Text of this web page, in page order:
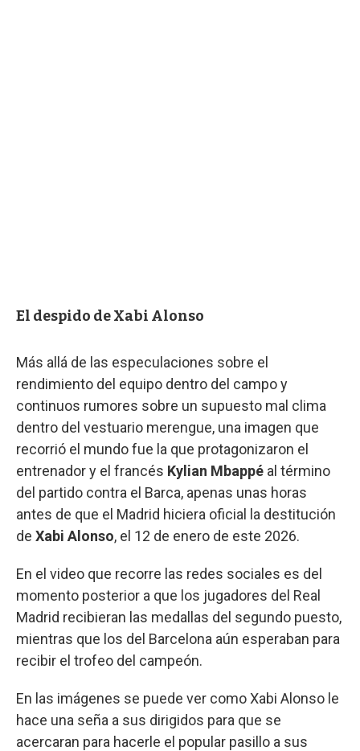
El despido de Xabi Alonso
Más allá de las especulaciones sobre el
rendimiento del equipo dentro del campo y
continuos rumores sobre un supuesto mal clima
dentro del vestuario merengue, una imagen que
recorrió el mundo fue la que protagonizaron el
entrenador y el francés Kylian Mbappé al término
del partido contra el Barca, apenas unas horas
antes de que el Madrid hiciera oficial la destitución
de Xabi Alonso, el 12 de enero de este 2026.
En el video que recorre las redes sociales es del
momento posterior a que los jugadores del Real
Madrid recibieran las medallas del segundo puesto,
mientras que los del Barcelona aún esperaban para
recibir el trofeo del campeón.
En las imágenes se puede ver como Xabi Alonso le
hace una seña a sus dirigidos para que se
acercaran para hacerle el popular pasillo a sus